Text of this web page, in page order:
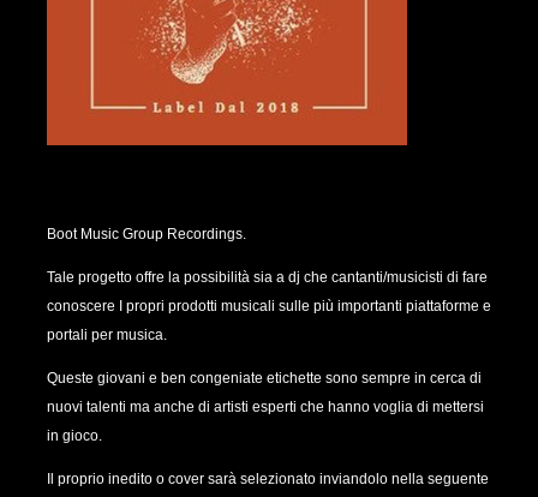
Boot Music Group Recordings.
Tale progetto offre la possibilità sia a dj che cantanti/musicisti di fare
conoscere I propri prodotti musicali sulle più importanti piattaforme e
portali per musica.
Queste giovani e ben congeniate etichette sono sempre in cerca di
nuovi talenti ma anche di artisti esperti che hanno voglia di mettersi
in gioco.
Il proprio inedito o cover sarà selezionato inviandolo nella seguente